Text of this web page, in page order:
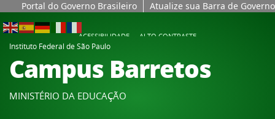
Portal do Governo Brasileiro Atualize sua Barra de Governo
ACESSIBILIDADE
ALTO CONTRASTE
Instituto Federal de São Paulo
Campus Barretos
MINISTÉRIO DA EDUCAÇÃO